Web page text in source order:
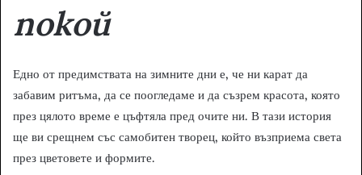
покой
Едно от предимствата на зимните дни е, че ни карат да
забавим ритъма, да се поогледаме и да съзрем красота, която
през цялото време е цъфтяла пред очите ни. В тази история
ще ви срещнем със самобитен творец, който възприема света
през цветовете и формите.